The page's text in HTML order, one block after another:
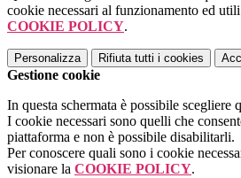
cookie necessari al funzionamento ed
COOKIE POLICY.
Personalizza Rifiuta tutti i cookies
Gestione cookie
In questa schermata è possibile scegliere
I cookie necessari sono quelli che
piattaforma e non è possibile disabilitarli.
Per conoscere quali sono i cookie
visionare la COOKIE POLICY.